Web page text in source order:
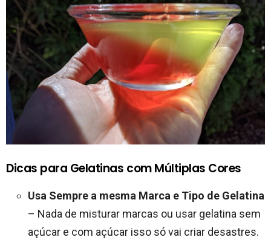
Dicas para Gelatinas com Múltiplas Cores
Usa Sempre a mesma Marca e Tipo de Gelatina
– Nada de misturar marcas ou usar gelatina sem
açúcar e com açúcar isso só vai criar desastres.